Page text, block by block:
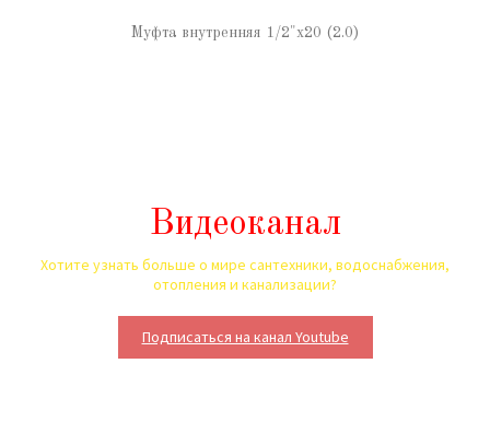
Муфта внутренняя 1/2"х20 (2.0)
Видеоканал
Хотите узнать больше о мире сантехники, водоснабжения,
отопления и канализации?
Подписаться на канал Youtube